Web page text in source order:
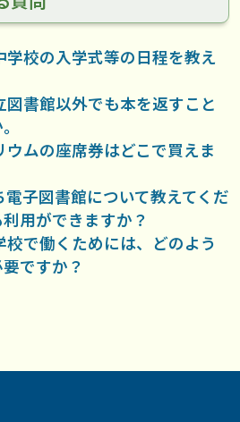
学校の入学式等の日程を教え
図書館以外でも本を返すこと
ウムの座席券はどこで買えま
電子図書館について教えてくだ
用ができますか？
校で働くためには、どのよう
ですか？